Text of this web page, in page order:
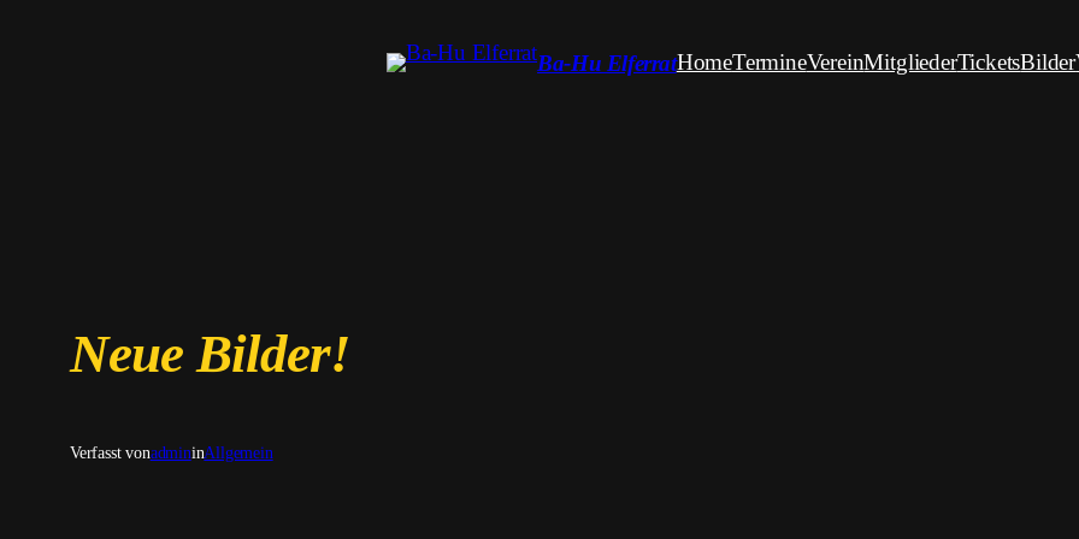
Ba-Hu ElferratHomeTermineVereinMitgliederTicketsBilder
Neue Bilder!
Verfasst vonadmininAllgemein